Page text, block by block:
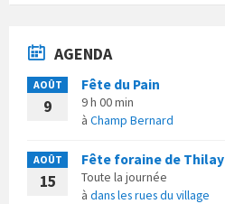
AGENDA
AOÛT
9
Fête du Pain
9 h 00 min
à Champ Bernard
AOÛT
15
Fête foraine de Thilay
Toute la journée
à dans les rues du village